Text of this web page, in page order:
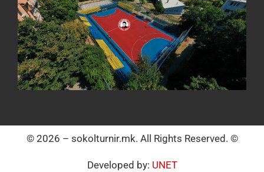
© 2026 – sokolturnir.mk. All Rights Reserved. ©
Developed by: UNET